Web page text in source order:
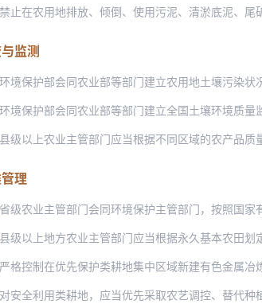
禁止在农用地排放、倾倒、使用污泥、清淤底泥、尾
监测
环境保护部会同农业部等部门建立农用地土壤污染状
环境保护部会同农业部等部门建立全国土壤环境质量监测网
县级以上农业主管部门应当根据不同区域的农产品质量安全情况，
理
省级农业主管部门会同环境保护主管部门，按照国家有关技术规范
县级以上地方农业主管部门应当根据永久基本农田划定工作要求，
严格控制在优先保护类耕地集中区域新建有色金属冶炼、石油加工
对安全利用类耕地，应当优先采取农艺调控、替代种植、